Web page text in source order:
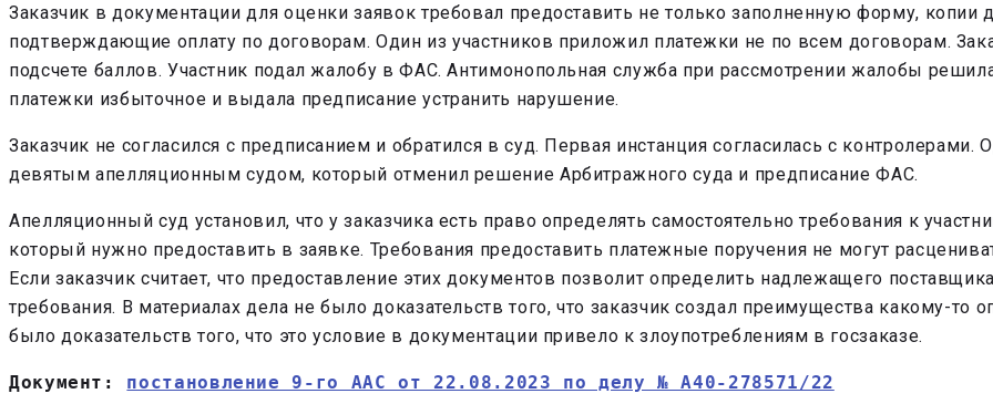
Заказчик в документации для оценки заявок требовал предоставить не только заполненную форму, копии
подтверждающие оплату по договорам. Один из участников приложил платежки не по всем договорам.
подсчете баллов. Участник подал жалобу в ФАС. Антимонопольная служба при рассмотрении жалобы
платежки избыточное и выдала предписание устранить нарушение.
Заказчик не согласился с предписанием и обратился в суд. Первая инстанция согласилась с
девятым апелляционным судом, который отменил решение Арбитражного суда и предписание ФАС.
Апелляционный суд установил, что у заказчика есть право определять самостоятельно требования к
который нужно предоставить в заявке. Требования предоставить платежные поручения не могут
Если заказчик считает, что предоставление этих документов позволит определить надлежащего
требования. В материалах дела не было доказательств того, что заказчик создал преимущества какому-то
было доказательств того, что это условие в документации привело к злоупотреблениям в госзаказе.
Документ: постановление 9-го ААС от 22.08.2023 по делу № А40-278571/22